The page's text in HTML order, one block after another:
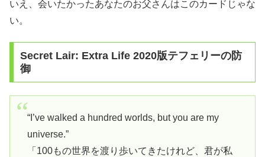
いえ、会いたかったあなたのお父さんはこのカードじゃな
い。
Secret Lair: Extra Life 2020版テフェリーの防
御
“I’ve walked a hundred worlds, but you are my
universe.”
「100もの世界を渡り歩いてきたけれど、君が私